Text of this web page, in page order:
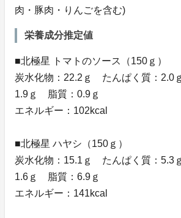
肉・豚肉・りんごを含む)
栄養成分推定値
■北極星 トマトのソース（150ｇ）
炭水化物：22.2ｇ たんぱく質：2.0
1.9ｇ 脂質：0.9ｇ
エネルギー：102kcal
■北極星 ハヤシ（150ｇ）
炭水化物：15.1ｇ たんぱく質：5.3
1.6ｇ 脂質：6.9ｇ
エネルギー：141kcal